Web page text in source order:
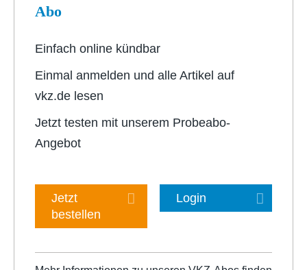
Abo
Einfach online kündbar
Einmal anmelden und alle Artikel auf
vkz.de lesen
Jetzt testen mit unserem Probeabo-
Angebot
Jetzt
bestellen
Login